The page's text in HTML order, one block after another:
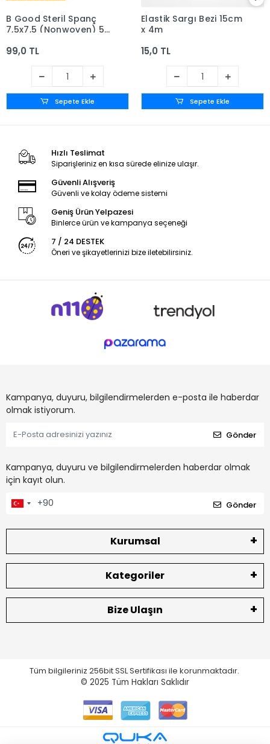
B Good Steril Spanç
7,5x7,5 (Nonwoven) 5'li
99,0 TL
Sepete Ekle
Elastik Sargı Bezi 15cm
x 4m
15,0 TL
Sepete Ekle
Hızlı Teslimat
Siparişleriniz en kısa sürede elinize ulaşır.
Güvenli Alışveriş
Güvenli ve kolay ödeme sistemi
Geniş Ürün Yelpazesi
Binlerce ürün ve kampanya seçeneği
7 / 24 DESTEK
Öneri ve şikayetlerinizi bize iletebilirsiniz.
Kampanya, duyuru, bilgilendirmelerden e-posta ile haberdar
olmak istiyorum.
Gönder
Kampanya, duyuru ve bilgilendirmelerden haberdar olmak
için kayıt olun.
Gönder
Kurumsal
Kategoriler
Bize Ulaşın
Tüm bilgileriniz 256bit SSL Sertifikası ile korunmaktadır.
© 2025 Tüm Hakları Saklıdır